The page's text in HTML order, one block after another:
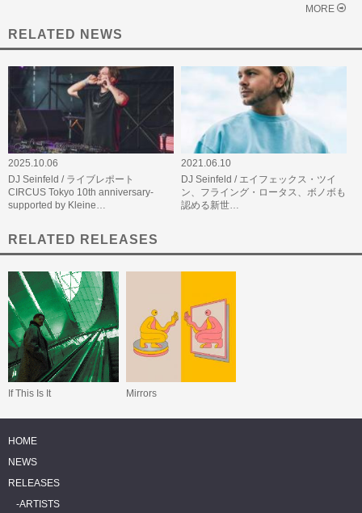
MORE
RELATED NEWS
2025.10.06
DJ Seinfeld / ライブレポート
CIRCUS Tokyo 10th anniversary-
supported by Kleine…
2021.06.10
DJ Seinfeld / エイフェックス・ツイ
ン、フライング・ロータス、ボノボも
認める新世…
RELATED RELEASES
If This Is It Mirrors
HOME
NEWS
RELEASES
ARTISTS